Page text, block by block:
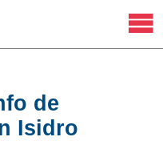
de
Isidro